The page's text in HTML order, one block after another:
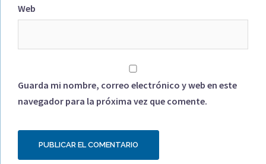
Web
Guarda mi nombre, correo electrónico y web en este
navegador para la próxima vez que comente.